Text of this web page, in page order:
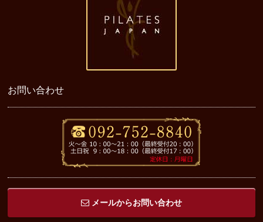
お問い合わせ
メールからお問い合わせ